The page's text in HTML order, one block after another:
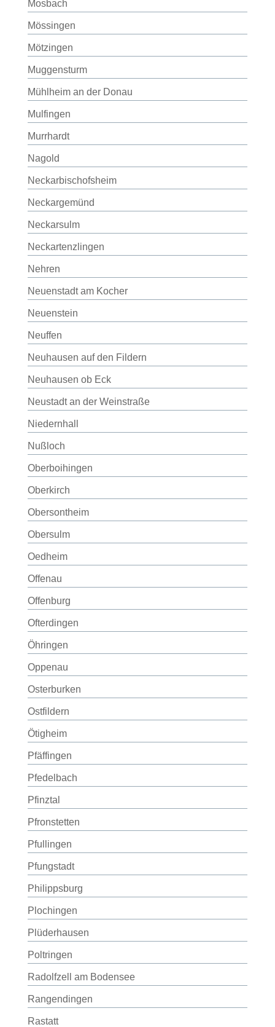
Mosbach
Mössingen
Mötzingen
Muggensturm
Mühlheim an der Donau
Mulfingen
Murrhardt
Nagold
Neckarbischofsheim
Neckargemünd
Neckarsulm
Neckartenzlingen
Nehren
Neuenstadt am Kocher
Neuenstein
Neuffen
Neuhausen auf den Fildern
Neuhausen ob Eck
Neustadt an der Weinstraße
Niedernhall
Nußloch
Oberboihingen
Oberkirch
Obersontheim
Obersulm
Oedheim
Offenau
Offenburg
Ofterdingen
Öhringen
Oppenau
Osterburken
Ostfildern
Ötigheim
Pfäffingen
Pfedelbach
Pfinztal
Pfronstetten
Pfullingen
Pfungstadt
Philippsburg
Plochingen
Plüderhausen
Poltringen
Radolfzell am Bodensee
Rangendingen
Rastatt